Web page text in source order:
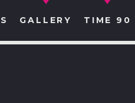
GALLERY TIME 90